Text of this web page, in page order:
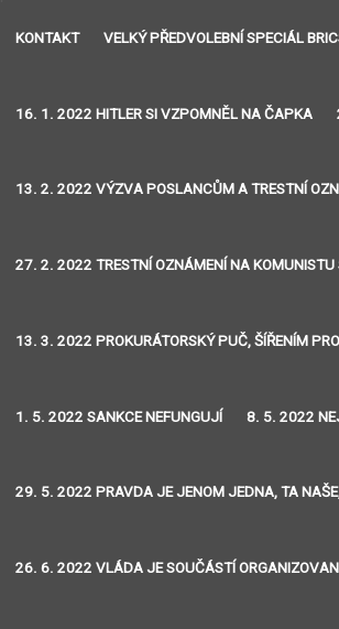
KONTAKT VELKÝ PŘEDVOLEBNÍ SPECIÁL
16. 1. 2022 HITLER SI VZPOMNĚL NA ČAPKA
13. 2. 2022 VÝZVA POSLANCŮM A TRESTNÍ
27. 2. 2022 TRESTNÍ OZNÁMENÍ NA KOMUNISTU
13. 3. 2022 PROKURÁTORSKÝ PUČ, ŠÍŘENÍM
1. 5. 2022 SANKCE NEFUNGUJÍ 8. 5. 2022
29. 5. 2022 PRAVDA JE JENOM JEDNA, TA
26. 6. 2022 VLÁDA JE SOUČÁSTÍ